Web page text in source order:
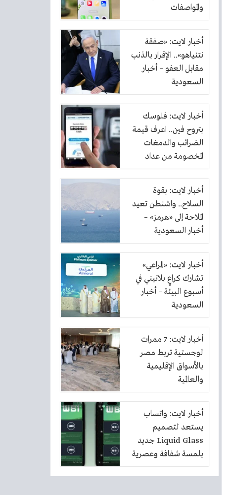
والمواصفات
أخبار لايت: «صفقة
نتنياهو».. الإقرار بالذنب
مقابل العفو – أخبار
السعودية
أخبار لايت: فلوسك
بتروح فين.. اعرف قيمة
الضرائب والدمغات
المخصومة من عداد
الكهرباء
أخبار لايت: بقوة
السلاح.. واشنطن تعيد
الملاحة إلى «هرمز» –
أخبار السعودية
أخبار لايت: «المراعي»
تشارك كراعٍ بلاتيني في
أسبوع البيئة – أخبار
السعودية
أخبار لايت: 7 ممرات
لوجستية تربط مصر
بالأسواق الإقليمية
والعالمية
أخبار لايت: واتساب
يستعد لتصميم
Liquid Glass جديد
بلمسة شفافة وعصرية